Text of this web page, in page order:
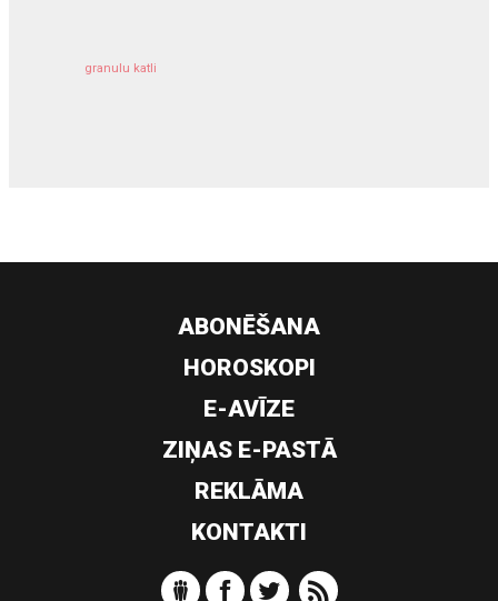
granulu katli
ABONĒŠANA
HOROSKOPI
E-AVĪZE
ZIŅAS E-PASTĀ
REKLĀMA
KONTAKTI